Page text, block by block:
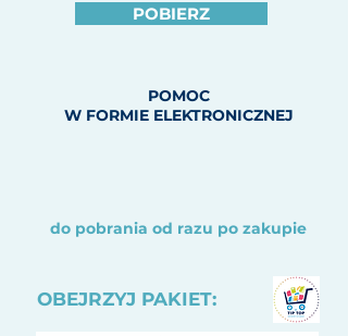
POBIERZ
POMOC
W FORMIE ELEKTRONICZNEJ
do pobrania od razu po zakupie
OBEJRZYJ PAKIET: